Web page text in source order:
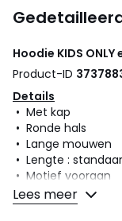
Hoodie KIDS ONLY
Product-ID
Details
• Met kap
• Ronde hals
• Lange mouwen
• Lengte :
• Motief vooraan
• Dierenprint
• Licht molton
Lees meer